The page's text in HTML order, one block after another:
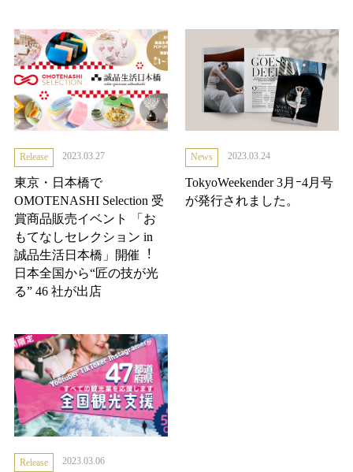
Release 2023.03.27
東京・日本橋で
OMOTENASHI Selection 受
賞商品販売イベント 「お
もてなしセレクション in
誠品生活日本橋」開催︕
日本全国から“匠の技が光
る” 46 社が出店
News 2023.03.24
TokyoWeekender 3月ｰ4月号
が発行されました。
Release 2023.03.06